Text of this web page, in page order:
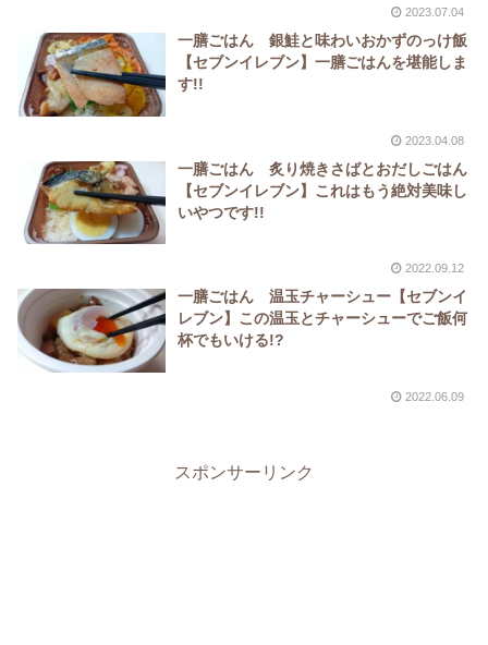
2023.07.04
一膳ごはん 銀鮭と味わいおかずのっけ飯
【セブンイレブン】一膳ごはんを堪能しま
す!!
2023.04.08
一膳ごはん 炙り焼きさばとおだしごはん
【セブンイレブン】これはもう絶対美味し
いやつです!!
2022.09.12
一膳ごはん 温玉チャーシュー【セブンイ
レブン】この温玉とチャーシューでご飯何
杯でもいける!?
2022.06.09
スポンサーリンク